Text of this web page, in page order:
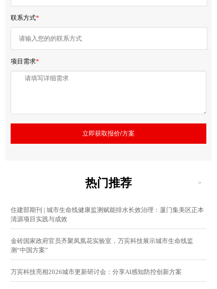
联系方式*
项目需求*
立即获取报价/方案
热门推荐 >
住建部期刊 | 城市生命线健康监测赋能排水长效治理：厦门集美区正本
清源项目实践与成效
金砖国家政府官员齐聚凤凰花实验室，万宾科技展示城市生命线监
测“中国方案”
万宾科技亮相2026城市更新研讨会：分享AI感知防控创新方案